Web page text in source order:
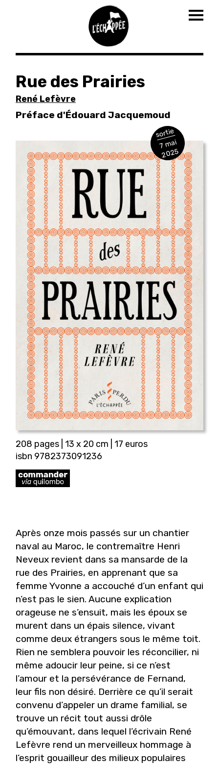
Aller
contenu
principal
Rue des Prairies
René Lefèvre
Préface d'Édouard Jacquemoud
sortie
7 mai
2025
208 pages | 13 x 20 cm | 17 euros
isbn 9782373091236
Après onze mois passés sur un chantier
naval au Maroc, le contremaître Henri
Neveux revient dans sa mansarde de la
rue des Prairies, en apprenant que sa
femme Yvonne a accouché d’un enfant qui
n’est pas le sien. Aucune explication
orageuse ne s’ensuit, mais les époux se
murent dans un épais silence, vivant
comme deux étrangers sous le même toit.
Rien ne semblera pouvoir les réconcilier, ni
même adoucir leur peine, si ce n’est
l’amour et la persévérance de Fernand,
leur fils non désiré. Derrière ce qu’il serait
convenu d’appeler un drame familial, se
trouve un récit tout aussi drôle
qu’émouvant, dans lequel l’écrivain René
Lefèvre rend un merveilleux hommage à
l’esprit gouailleur des milieux populaires